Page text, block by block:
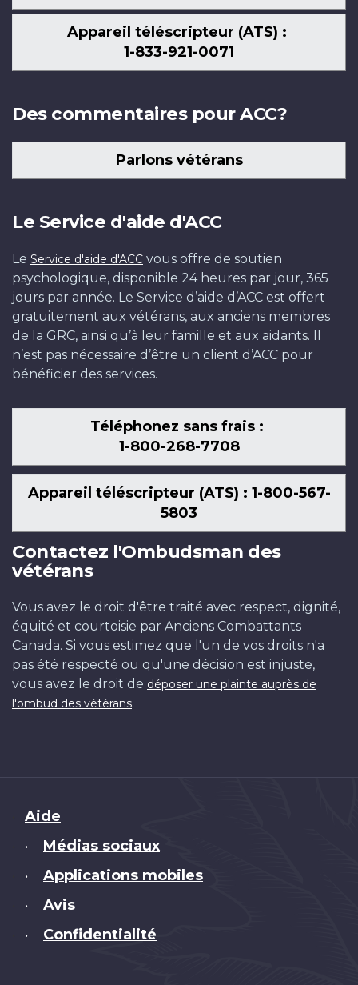
Appareil téléscripteur (ATS) :
1-833-921-0071
Des commentaires pour ACC?
Parlons vétérans
Le Service d'aide d'ACC
Le Service d'aide d'ACC vous offre de soutien
psychologique, disponible 24 heures par jour, 365
jours par année. Le Service d’aide d’ACC est offert
gratuitement aux vétérans, aux anciens membres
de la GRC, ainsi qu’à leur famille et aux aidants. Il
n’est pas nécessaire d’être un client d’ACC pour
bénéficier des services.
Téléphonez sans frais :
1-800-268-7708
Appareil téléscripteur (ATS) : 1-800-567-
5803
Contactez l'Ombudsman des
vétérans
Vous avez le droit d'être traité avec respect, dignité,
équité et courtoisie par Anciens Combattants
Canada. Si vous estimez que l'un de vos droits n'a
pas été respecté ou qu'une décision est injuste,
vous avez le droit de déposer une plainte auprès de
l'ombud des vétérans.
Brand
Aide
• Médias sociaux
• Applications mobiles
• Avis
• Confidentialité